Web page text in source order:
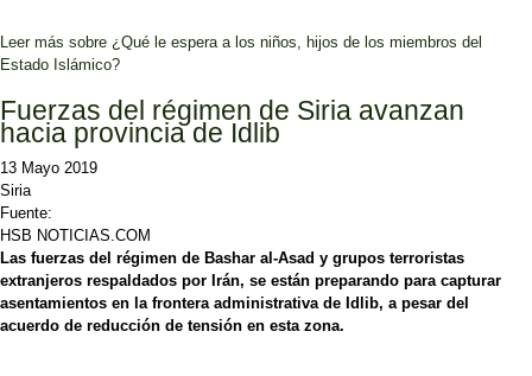
Leer más sobre ¿Qué le espera a los niños, hijos de los miembros del
Estado Islámico?
Fuerzas del régimen de Siria avanzan
hacia provincia de Idlib
13 Mayo 2019
Siria
Fuente:
HSB NOTICIAS.COM
Las fuerzas del régimen de Bashar al-Asad y grupos terroristas
extranjeros respaldados por Irán, se están preparando para capturar
asentamientos en la frontera administrativa de Idlib, a pesar del
acuerdo de reducción de tensión en esta zona.